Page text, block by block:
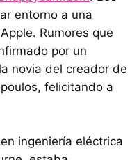
entorno a una
Rumores que
por un
novia del creador de
felicitando a
ingeniería eléctrica